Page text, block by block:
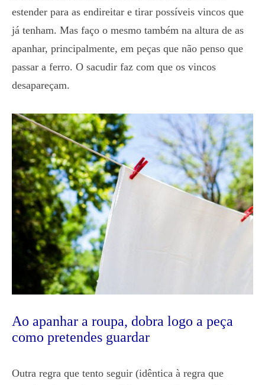
estender para as endireitar e tirar possíveis vincos que
já tenham. Mas faço o mesmo também na altura de as
apanhar, principalmente, em peças que não penso que
passar a ferro. O sacudir faz com que os vincos
desapareçam.
Ao apanhar a roupa, dobra logo a peça
como pretendes guardar
Outra regra que tento seguir (idêntica à regra que